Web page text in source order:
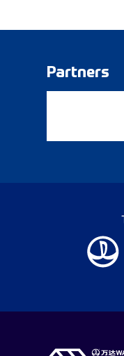
Partners